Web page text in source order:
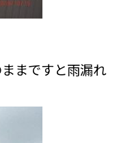
まですと雨漏れ